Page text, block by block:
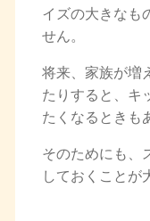
イズの大きなも
せん。
将来、家族が増
たりすると、キ
たくなるときも
そのためにも、
しておくことが